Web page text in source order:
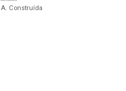
A. Construída